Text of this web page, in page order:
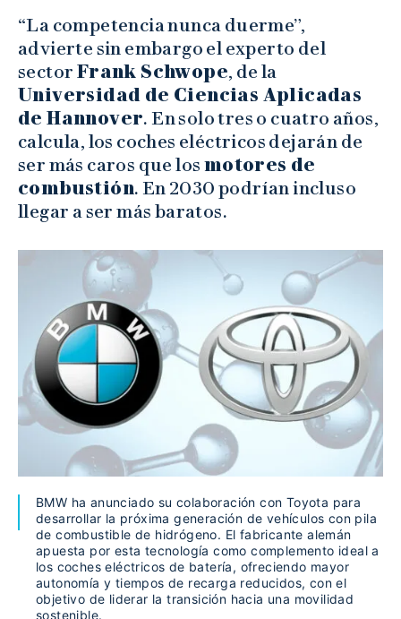
“La competencia nunca duerme”,
advierte sin embargo el experto del
sector Frank Schwope, de la
Universidad de Ciencias Aplicadas
de Hannover. En solo tres o cuatro años,
calcula, los coches eléctricos dejarán de
ser más caros que los motores de
combustión. En 2030 podrían incluso
llegar a ser más baratos.
BMW ha anunciado su colaboración con Toyota para
desarrollar la próxima generación de vehículos con pila
de combustible de hidrógeno. El fabricante alemán
apuesta por esta tecnología como complemento ideal a
los coches eléctricos de batería, ofreciendo mayor
autonomía y tiempos de recarga reducidos, con el
objetivo de liderar la transición hacia una movilidad
sostenible.